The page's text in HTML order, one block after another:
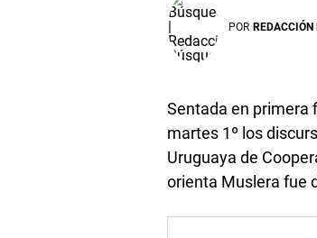
POR REDACCIÓN
Sentada en primera
martes 1º los
Uruguaya de
orienta Muslera fue